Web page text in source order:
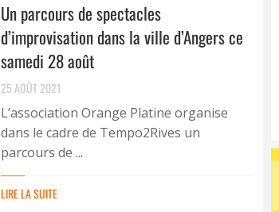
Un parcours de spectacles
d’improvisation dans la ville d’Angers ce
samedi 28 août
25 AOÛT 2021
L’association Orange Platine organise
dans le cadre de Tempo2Rives un
parcours de ...
LIRE LA SUITE